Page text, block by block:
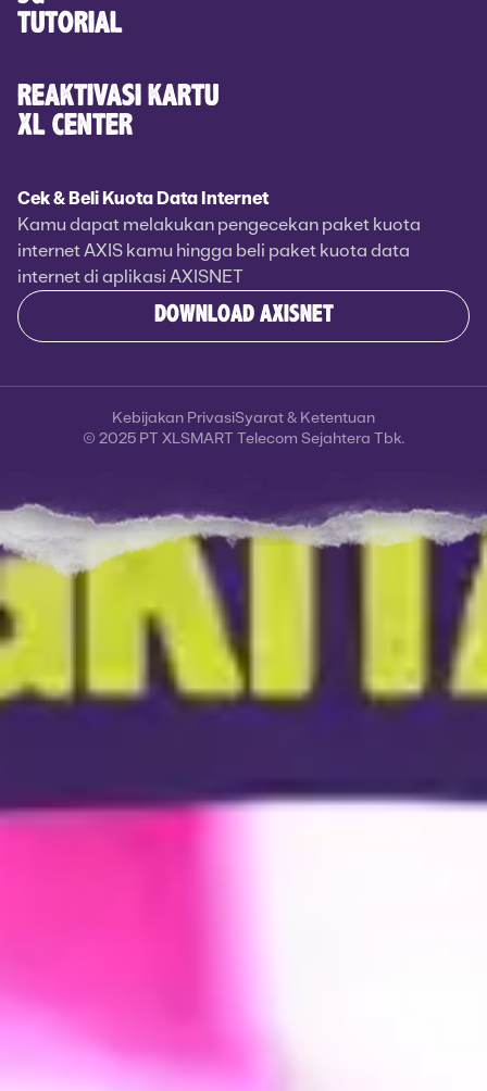
TUTORIAL
REAKTIVASI KARTU
XL CENTER
Cek & Beli Kuota Data Internet
Kamu dapat melakukan pengecekan paket kuota
internet AXIS kamu hingga beli paket kuota data
internet di aplikasi AXISNET
DOWNLOAD AXISNET
© 2025 PT XLSMART Telecom Sejahtera Tbk.
Kebijakan PrivasiSyarat & Ketentuan